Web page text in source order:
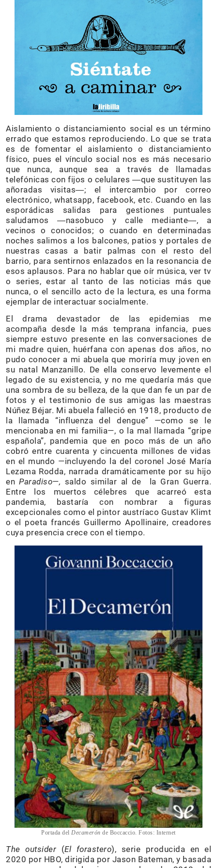
Aislamiento o distanciamiento social es un término
errado que estamos reproduciendo. Lo que se trata
es de fomentar el aislamiento o distanciamiento
físico, pues el vínculo social nos es más necesario
que nunca, aunque sea a través de llamadas
telefónicas con fijos o celulares ―que sustituyen las
añoradas visitas―; el intercambio por correo
electrónico, whatsapp, facebook, etc. Cuando en las
esporádicas salidas para gestiones puntuales
saludamos ―nasobuco y calle mediante―, a
vecinos o conocidos; o cuando en determinadas
noches salimos a los balcones, patios y portales de
nuestras casas a batir palmas con el resto del
barrio, para sentirnos enlazados en la resonancia de
esos aplausos. Para no hablar que oír música, ver tv
o series, estar al tanto de las noticias más que
nunca, o el sencillo acto de la lectura, es una forma
ejemplar de interactuar socialmente.
El drama devastador de las epidemias me
acompaña desde la más temprana infancia, pues
siempre estuvo presente en las conversaciones de
mi madre quien, huérfana con apenas dos años, no
pudo conocer a mi abuela que moriría muy joven en
su natal Manzanillo. De ella conservo levemente el
legado de su existencia, y no me quedaría más que
una sombra de su belleza, de la que dan fe un par de
fotos y el testimonio de sus amigas las maestras
Núñez Béjar. Mi abuela falleció en 1918, producto de
la llamada “influenza del dengue” —como se le
mencionaba en mi familia—, o la mal llamada “gripe
española”, pandemia que en poco más de un año
cobró entre cuarenta y cincuenta millones de vidas
en el mundo —incluyendo la del coronel José María
Lezama Rodda, narrada dramáticamente por su hijo
enParadiso—, saldo similar al de la Gran Guerra.
Entre los muertos célebres que acarreó esta
pandemia, bastaría con nombrar a figuras
excepcionales como el pintor austríaco Gustav Klimt
o el poeta francés Guillermo Apollinaire, creadores
cuya presencia crece con el tiempo.
Portada del Decamerón de Boccaccio. Fotos: Internet
The outsider (El forastero), serie producida en el
2020 por HBO, dirigida por Jason Bateman, y basada